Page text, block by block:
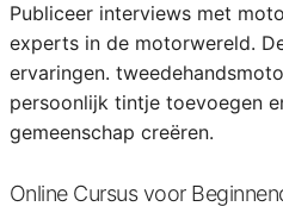
Publiceer interviews met
experts in de motorwereld.
ervaringen.
persoonlijk tintje toevoegen
gemeenschap creëren.
Online Cursus voor